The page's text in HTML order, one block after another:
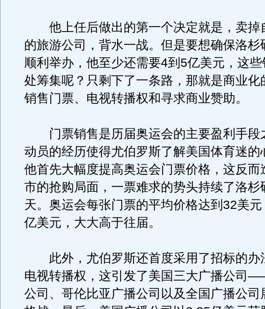
他上任后做出的第一个决定就是，卖掉
的旅游公司，背水一战。但是要想确保洛杉
顺利举办，他至少还需要4到5亿美元，这
处筹集呢？只剩下了一条路，那就是商业化
销售门票、电视转播权和寻求商业赞助。
门票销售是历届奥运会的主要盈利手段
动员的经历使得尤伯罗斯了解美国体育迷的
他首先大幅度提高奥运会门票价格，这反而
市的抢购局面，一票难求的势头持续了洛杉
天。奥运会每张门票的平均价格达到32美
亿美元，大大高于往届。
此外，尤伯罗斯还首度采用了招标的办
电视转播权，这引发了美国三大广播公司
公司、哥伦比亚广播公司以及全国广播公司